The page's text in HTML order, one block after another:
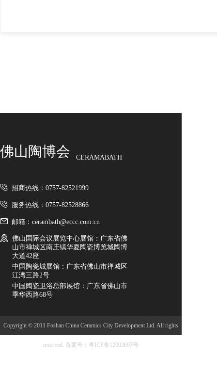
佛山陶博会 CERAMABATH
招商热线：0757-82521999
服务热线：0757-82528866
邮箱：cerambath@eccc.com.cn
佛山国际会议展览中心展馆：广东省佛
山市禅城区南庄镇华夏陶瓷博览城陶博
大道42座
中国陶瓷城展馆：广东省佛山市禅城区
江湾三路2号
中国陶瓷卫浴总部展馆：广东省佛山市
季华西路68号
Copyright © 2011 Foshan China Ceramics City Development Ltd. All rights
reserved. 备案号：粤ICP备12003697号